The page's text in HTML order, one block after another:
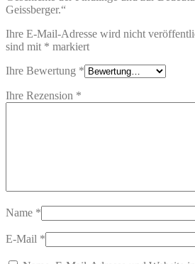
Geissberger.“
Ihre E-Mail-Adresse wird nicht
sind mit * markiert
Ihre Bewertung *
Ihre Rezension *
Name *
E-Mail *